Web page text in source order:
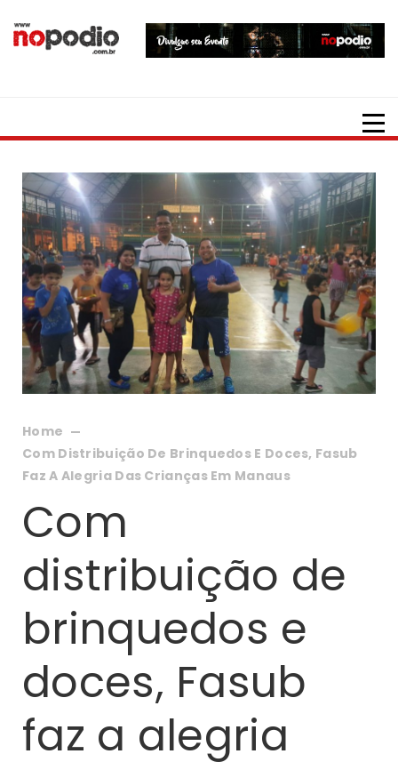
Home
Com Distribuição De Brinquedos E Doces, Fasub
Faz A Alegria Das Crianças Em Manaus
Com
distribuição de
brinquedos e
doces, Fasub
faz a alegria